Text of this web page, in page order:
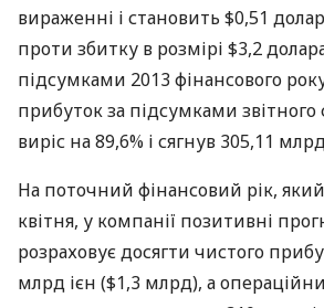
вираженні і становить $0,51
проти збитку в розмірі $3,2
підсумками 2013 фінансового
прибуток за підсумками звітного
виріс на 89,6% і сягнув 305,11
На поточний фінансовий рік,
квітня, у компанії позитивні
розраховує досягти чистого
млрд ієн ($1,3 млрд), а